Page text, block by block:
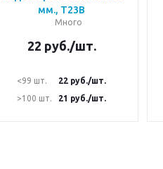
мм., Т23В
Много
22 руб./шт.
<99 шт. 22 руб./шт.
>100 шт.
21 руб./шт.